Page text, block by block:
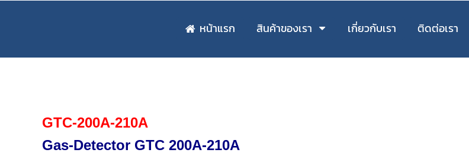
หน้าแรก สินค้าของเรา เกี่ยวกับเรา ติดต่อเรา
GTC-200A-210A
Gas-Detector GTC 200A-210A